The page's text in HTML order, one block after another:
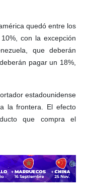
quedó entre los
con la excepción
que deberán
pagar un 18%,
estadounidense
la frontera. El efecto
que compra el